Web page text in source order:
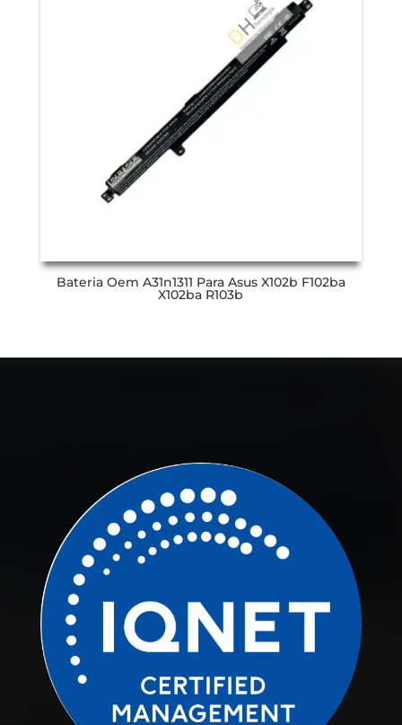
Bateria Oem A31n1311 Para Asus X102b F102ba
X102ba R103b